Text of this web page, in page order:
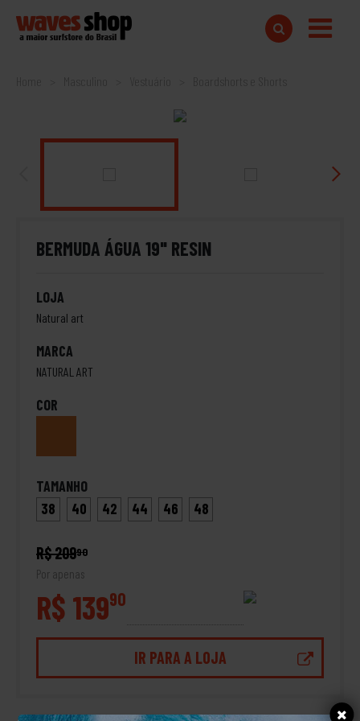
Home
BERMUDA ÁGUA 19" RESIN
LOJA
Natural art
MARCA
NATURAL ART
COR
TAMANHO
38
40 42 44 46 48
R$ 20990
Por apenas
R$ 13990
IR PARA A LOJA